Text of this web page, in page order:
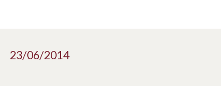
23/06/2014